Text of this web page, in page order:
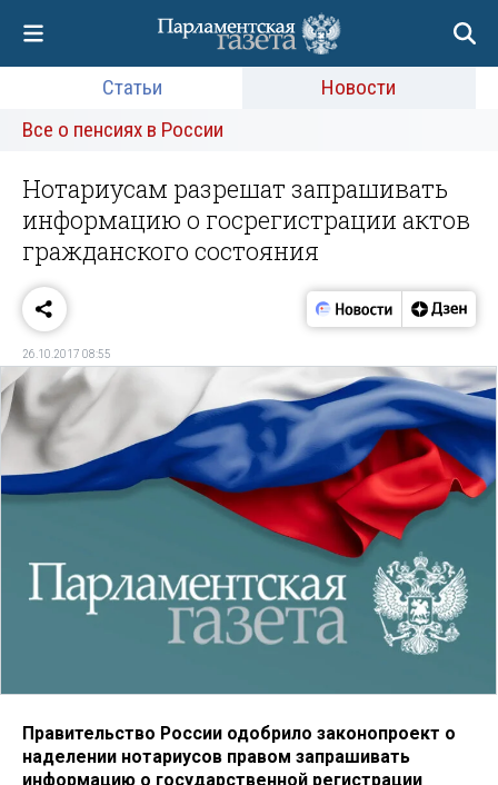
Статьи
Новости
Все о пенсиях в России
Нотариусам разрешат запрашивать
информацию о госрегистрации актов
гражданского состояния
26.10.2017 08:55
Правительство России одобрило законопроект о
наделении нотариусов правом запрашивать
информацию о государственной регистрации